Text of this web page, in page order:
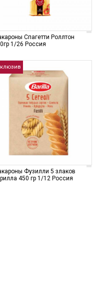
Спагетти Роллтон
1/26 Россия
Фузилли 5 злаков
450 гр 1/12 Россия